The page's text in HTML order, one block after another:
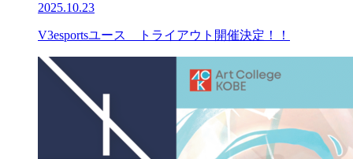
2025.10.23
V3esportsユース トライアウト開催決定！！